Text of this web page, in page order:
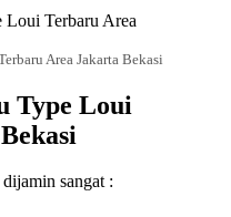
Area Jakarta Bekasi
Type Loui
sangat :